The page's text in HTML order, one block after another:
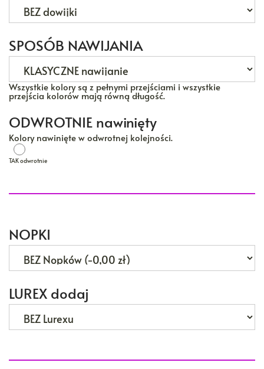
SPOSÓB NAWIJANIA
Wszystkie kolory są z pełnymi przejściami i wszystkie
przejścia kolorów mają równą długość.
ODWROTNIE nawinięty
Kolory nawinięte w odwrotnej kolejności.
TAK odwrotnie
NOPKI
LUREX dodaj